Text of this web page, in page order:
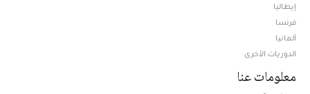
إيطاليا
فرنسا
ألمانيا
الدوريات الأخرى
معلومات عنا